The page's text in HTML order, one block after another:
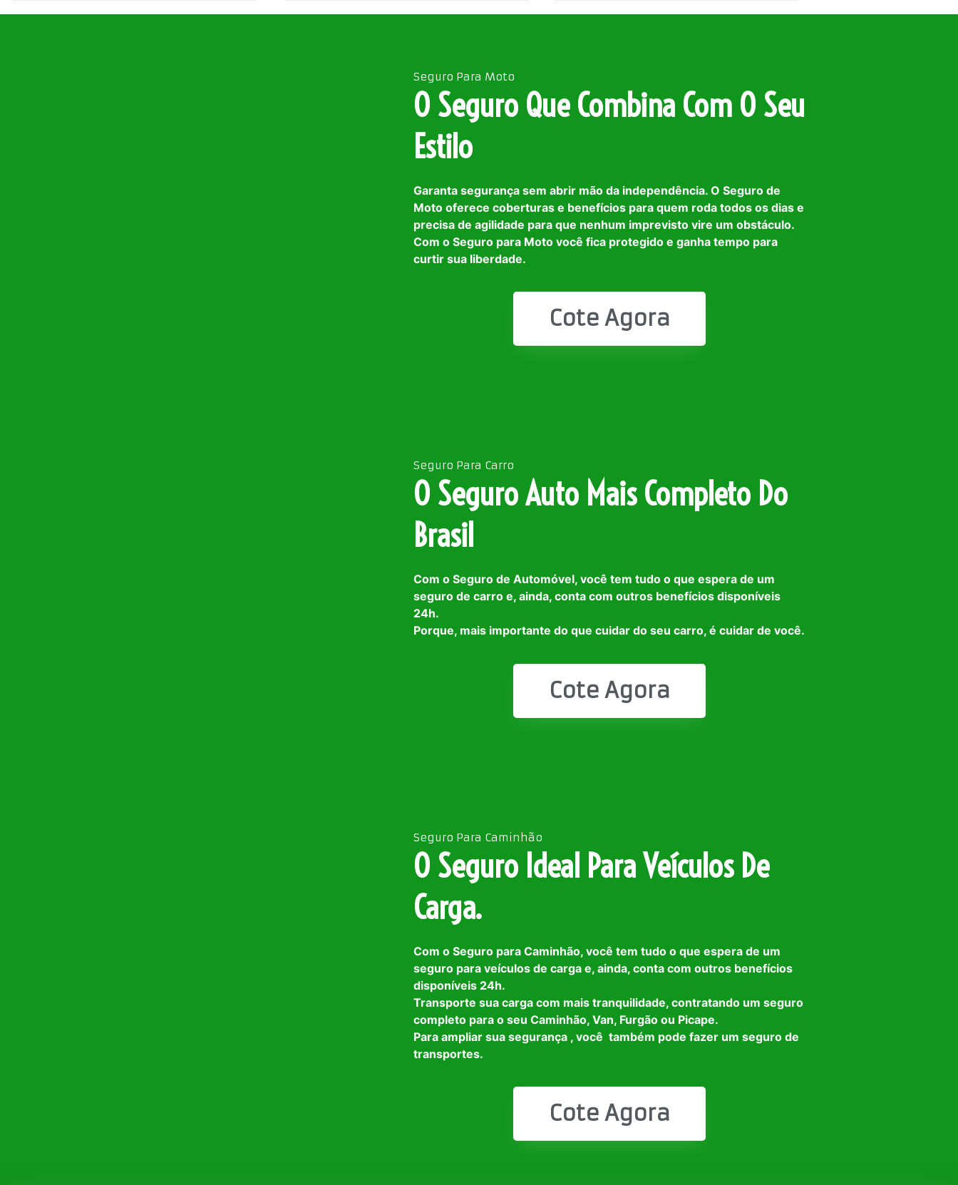
Seguro Para Moto
O Seguro Que Combina Com O Seu
Estilo
Garanta segurança sem abrir mão da independência. O Seguro de
Moto oferece coberturas e benefícios para quem roda todos os dias e
precisa de agilidade para que nenhum imprevisto vire um obstáculo.
Com o Seguro para Moto você fica protegido e ganha tempo para
curtir sua liberdade.
Cote Agora
Seguro Para Carro
O Seguro Auto Mais Completo Do
Brasil
Com o Seguro de Automóvel, você tem tudo o que espera de um
seguro de carro e, ainda, conta com outros benefícios disponíveis
24h.
Porque, mais importante do que cuidar do seu carro, é cuidar de você.
Cote Agora
Seguro Para Caminhão
O Seguro Ideal Para Veículos De
Carga.
Com o Seguro para Caminhão, você tem tudo o que espera de um
seguro para veículos de carga e, ainda, conta com outros benefícios
disponíveis 24h.
Transporte sua carga com mais tranquilidade, contratando um seguro
completo para o seu Caminhão, Van, Furgão ou Picape.
Para ampliar sua segurança , você também pode fazer um seguro de
transportes.
Cote Agora